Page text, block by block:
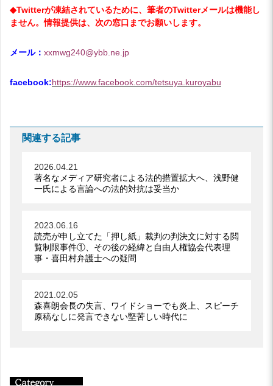
◆Twitterが凍結されているために、筆者のTwitterメールは機能し
ません。情報提供は、次の窓口までお願いします。
メール： xxmwg240@ybb.ne.jp
facebook:https://www.facebook.com/tetsuya.kuroyabu
関連する記事
2026.04.21
著名なメディア研究者による法的措置拡大へ、浅野健
一氏による言論への法的対抗は妥当か
2023.06.16
読売が申し立てた「押し紙」裁判の判決文に対する閲
覧制限事件①、その後の経緯と自由人権協会代表理
事・喜田村弁護士への疑問
2021.02.05
森喜朗会長の失言、ワイドショーでも炎上、スピーチ
原稿なしに発言できない堅苦しい時代に